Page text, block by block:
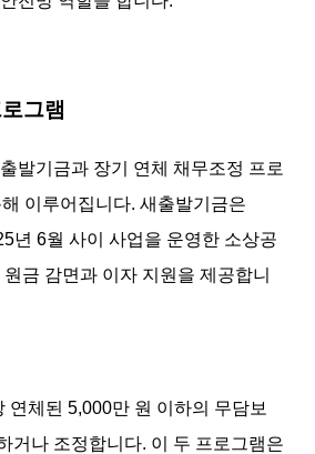
그램
발기금과 장기 연체 채무조정 프로
이루어집니다. 새출발기금은
년 6월 사이 사업을 운영한 소상공
금 감면과 이자 지원을 제공합니
연체된 5,000만 원 이하의 무담보
거나 조정합니다. 이 두 프로그램은